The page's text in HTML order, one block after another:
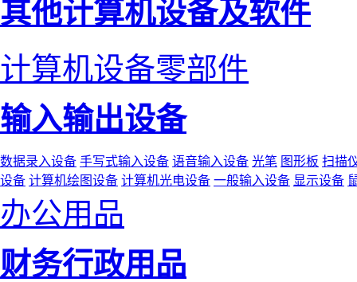
其他计算机设备及软件
计算机设备零部件
输入输出设备
数据录入设备 手写式输入设备 语音输入设备 光笔 图形板 扫描
设备 计算机绘图设备 计算机光电设备 一般输入设备 显示设备
办公用品
财务行政用品